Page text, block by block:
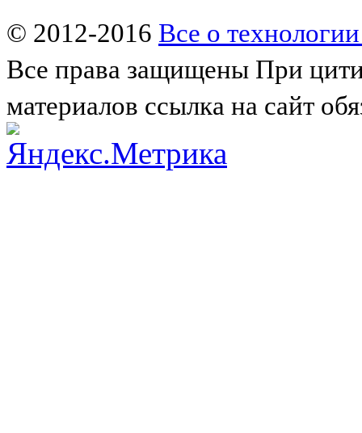
© 2012-2016 Все о
Все права защищены При
материалов ссылка на сайт